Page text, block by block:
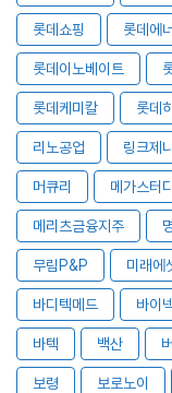
롯데쇼핑 롯데에
롯데이노베이트
롯데케미칼 롯데
리노공업 링크제
머큐리 메가스터
메리츠금융지주
무림P&P 미래에
바디텍메드 바이
바텍 백산
보령 보로노이